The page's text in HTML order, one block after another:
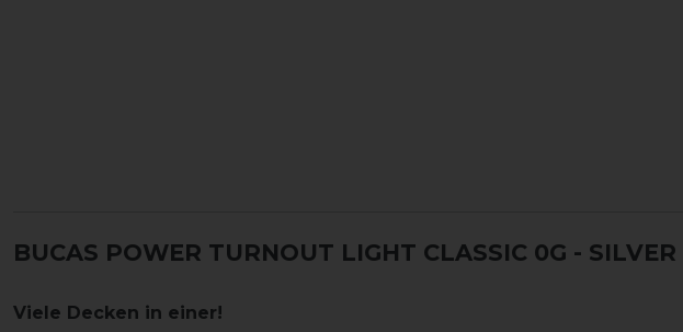
BUCAS POWER TURNOUT LIGHT CLASSIC 0G - SILVER
Viele Decken in einer!